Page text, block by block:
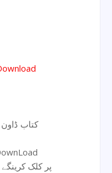
🔍کتاب
پر کلک